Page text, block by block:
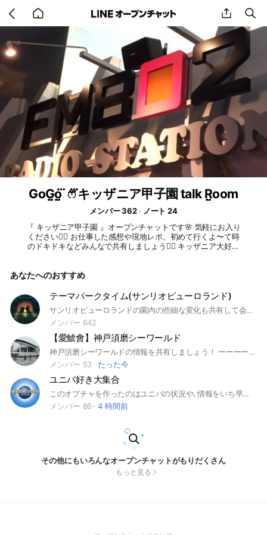
back
to
home
share
GoG̤̮o̤̮ ⃛ ෆ⃛ ⃛キッザニア甲子園 talk R̤̮oom
メンバー 362
ノート 24
『 キッザニア甲子園 』オープンチャットです🌸 気軽にお入り
ください🙆‍♀️ お仕事した感想や現地レポ、初めて行くよ〜て時
のドキドキなどみんなで共有しましょう🙋‍♀️ キッザニア大好き
のお話したくさんしましょう🕺🕺🕺 お写真を投稿する時に
ひキッザニア暦から🤗 ネットで検索してもわからないこと
は、ここで聞くと秒でルーム内のプロフェッショナルな方々に
即答してもらえる…はず💖 ̖́-‬ どうぞよろしくお願いします(笑)
🙇‍♀️🙇‍♀️🙇‍♀️ キッザニア甲子園の所在地（〒663-8178 兵庫県西宮
市甲子園八番町１−１００ ららぽーと甲子園） 追記:先日行っ
てみたかったキッザニア福岡へ参戦してきました！ 甲子園と
はまた違ったお仕事内容や施設内の雰囲気、バイザーさんとの
決めポーズなど、、とても充実した一日を過ごせました。機会
があれば福岡も是非参加してみてください。 東京も行ってみ
たかったのですが叶わないまま今月卒業となりました…。沢山
の思い出をありがとうございました。 次回の身内参戦まで何
十年かかるかわかりませんが、孫と一緒に行ける日を夢見とと
きますw これからもキッザニア甲子園オープンチャットルーム
と、思っています。 どうぞよろしくお願い致します。2023.6
あなたへのおすすめ
テーマパークタイム(サンリオピューロランド)
サンリオピューロランドの園内の些細な変化も共有して会話もできるオープンチャットです。
メンバー 642
【愛鯱會】神戸須磨シーワールド
神戸須磨シーワールドの情報を共有しましょう！ ーーーーーーーーーーーーーーーー #神戸市 #須磨区 #神戸須磨シーワールド #須磨シーワールド #シャチ
メンバー 53
たった今
ユニバ好き大集合
このオプチャを作ったのはユニバの状況や､情報をいち早く発信するためです。 一緒にユニバ行く人を探すのもOKです❗️ 最新スーパーニンテンドーワールドやクールジャパンコラボをいち早く紹介❗️ 最新待ち時間情報発信 ジェットコースター以外の事などの雑談及び情報発信オプチャです。誰でも結構です。少しでも興味がある方は是非入ってきてください。 スパルフィルターは入れていません #ユニバ#ユニバーサルスタジオジャパン#ハリウッドドリームザライド＃フライングダイナソー#ジェラッシックパーク#フラダイ#ハリドリ＃ジョーズ#usj#ミニオン#旅行#ハロウィン#スパイダーマン＃インパーク#状況#ハリーポッター#大阪#スペースハァンタジーザライド#グローブ#ホテル#年パス#年間パスポート#お出かけ#ユニバ好き#ユニバハァン
メンバー 86
4 時間前
その他にもいろんなオープンチャットがもりだくさん
もっと見る